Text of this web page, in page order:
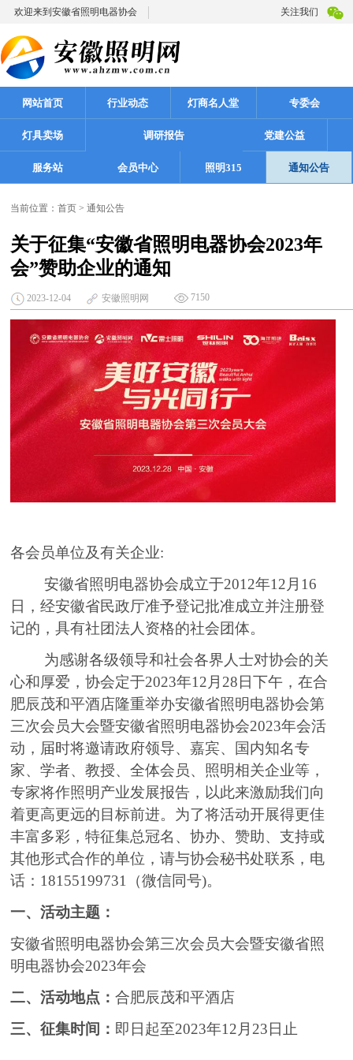
欢迎来到安徽省照明电器协会 关注我们
网站首页 行业动态 灯商名人堂 专委会
灯具卖场 调研报告 党建公益
服务站 会员中心 照明315 通知公告
当前位置：首页 >通知公告
关于征集“安徽省照明电器协会2023年
会”赞助企业的通知
2023-12-04 安徽照明网 7150
各会员单位及有关企业:
安徽省照明电器协会成立于2012年12 月 16
日，经安徽省民政厅准予登记批准成立并注册登
记的，具有社团法人资格的社会团体。
为感谢各级领导和社会各界人士对协会的关
心和厚爱，协会定于2023年12 月 28日下午，在合
肥辰茂和平酒店隆重举办安徽省照明电器协会第
三次会员大会暨安徽省照明电器协会2023年会活
动， 届时将邀请政府领导、嘉宾、国内知名专
家、学者、教授、全体会员、照明相关企业等，
专家将作照明产业发展报告， 以此来激励我们向
着更高更远的目标前进。 为了将活动开展得更佳
丰富多彩，特征集总冠名、协办、赞助、支持或
其他形式合作的单位，请与协会秘书处联系， 电
话 ： 18155199731 （微信同号)。
一、活动主题 ：
安徽省照明电器协会第三次会员大会暨安徽省照
明电器协会2023年会
二、活动地点：合肥辰茂和平酒店
三、征集时间： 即日起至2023年12 月 23日止